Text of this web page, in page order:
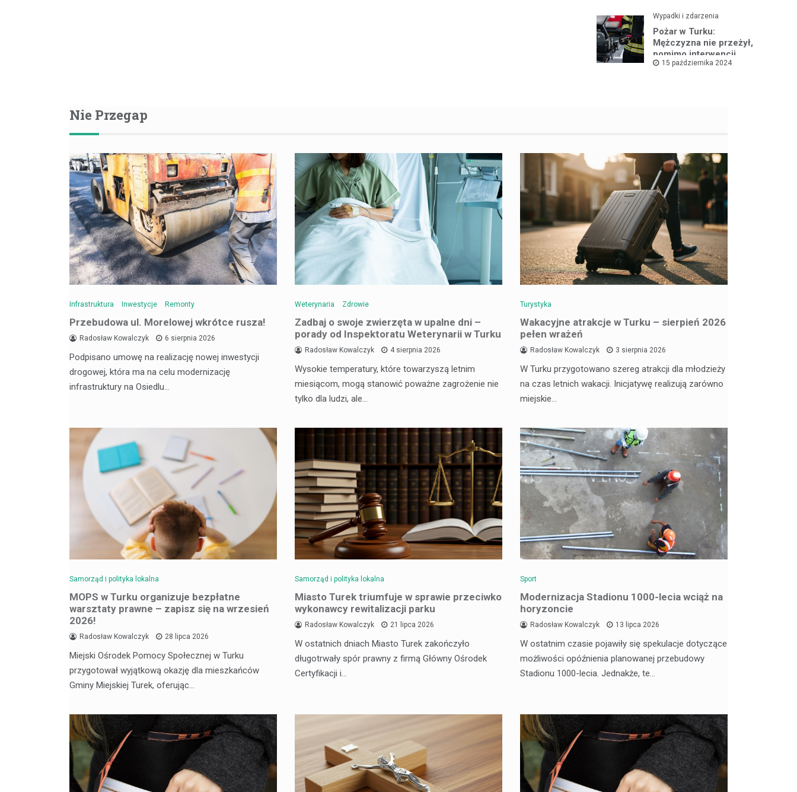
Wypadki i zdarzenia
Pożar w Turku:
Mężczyzna nie przeżył,
pomimo interwencji
straży pożarnej
15 października 2024
Nie Przegap
Infrastruktura Inwestycje Remonty
Przebudowa ul. Morelowej wkrótce rusza!
Radosław Kowalczyk 6 sierpnia 2026
Podpisano umowę na realizację nowej inwestycji
drogowej, która ma na celu modernizację
infrastruktury na Osiedlu…
Weterynaria Zdrowie
Zadbaj o swoje zwierzęta w upalne dni –
porady od Inspektoratu Weterynarii w Turku
Radosław Kowalczyk 4 sierpnia 2026
Wysokie temperatury, które towarzyszą letnim
miesiącom, mogą stanowić poważne zagrożenie nie
tylko dla ludzi, ale…
Turystyka
Wakacyjne atrakcje w Turku – sierpień 2026
pełen wrażeń
Radosław Kowalczyk 3 sierpnia 2026
W Turku przygotowano szereg atrakcji dla młodzieży
na czas letnich wakacji. Inicjatywę realizują zarówno
miejskie…
Samorząd i polityka lokalna
MOPS w Turku organizuje bezpłatne
warsztaty prawne – zapisz się na wrzesień
2026!
Radosław Kowalczyk 28 lipca 2026
Miejski Ośrodek Pomocy Społecznej w Turku
przygotował wyjątkową okazję dla mieszkańców
Gminy Miejskiej Turek, oferując…
Samorząd i polityka lokalna
Miasto Turek triumfuje w sprawie przeciwko
wykonawcy rewitalizacji parku
Radosław Kowalczyk 21 lipca 2026
W ostatnich dniach Miasto Turek zakończyło
długotrwały spór prawny z firmą Główny Ośrodek
Certyfikacji i…
Sport
Modernizacja Stadionu 1000-lecia wciąż na
horyzoncie
Radosław Kowalczyk 13 lipca 2026
W ostatnim czasie pojawiły się spekulacje dotyczące
możliwości opóźnienia planowanej przebudowy
Stadionu 1000-lecia. Jednakże, te…